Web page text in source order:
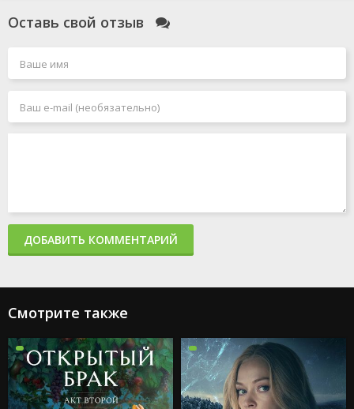
Оставь свой отзыв
ДОБАВИТЬ КОММЕНТАРИЙ
Смотрите также